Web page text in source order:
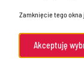
Komunikacja
Nieodpłatna
Rada Miejska
Zamknięcie tego okna
Akceptuję